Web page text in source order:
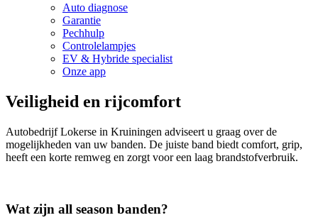
Auto diagnose
Garantie
Pechhulp
Controlelampjes
EV & Hybride specialist
Onze app
Veiligheid en rijcomfort
Autobedrijf Lokerse in Kruiningen adviseert u graag over de
mogelijkheden van uw banden. De juiste band biedt comfort, grip,
heeft een korte remweg en zorgt voor een laag brandstofverbruik.
Wat zijn all season banden?